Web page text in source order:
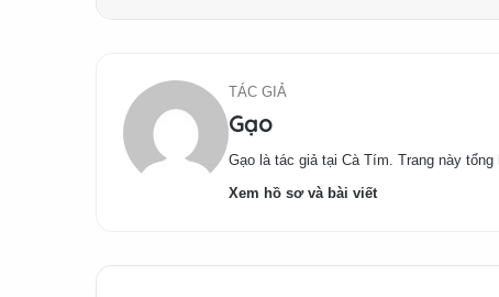
TÁC GIẢ
Gạo
Gạo là tác giả tại Cà Tím. Trang này
Xem hồ sơ và bài viết